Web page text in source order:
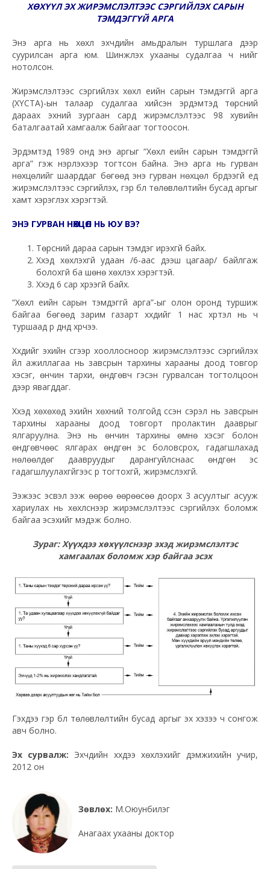
ХӨХҮҮЛ ЭХ ЖИРЭМСЛЭЛТЭЭС СЭРГИЙЛЭХ САРЫН
ТЭМДЭГГҮЙ АРГА
Энэ арга нь хөхүүл эхчүүдийн амьдралын туршлага дээр
суурилсан арга юм. Шинжлэх ухааны судалгаа ч үүнийг
нотолсон.
Жирэмслэлтээс сэргийлэх хөхүүл үеийн сарын тэмдэггүй арга
(ХҮСТА)-ын талаар судалгаа хийсэн эрдэмтэд төрсний
дараах эхний зургаан сард жирэмслэлтээс 98 хувийн
баталгаатай хамгаалж байгааг тогтоосон.
Эрдэмтэд 1989 онд энэ аргыг “Хөхүүл үеийн сарын тэмдэггүй
арга” гэж нэрлэхээр тогтсон байна. Энэ арга нь гурван
нөхцөлийг шаарддаг бөгөөд энэ гурван нөхцөл бүрдээгүй үед
жирэмслэлтээс сэргийлэх, гэр бүл төлөвлөлтийн бусад аргыг
хамт хэрэглэх хэрэгтэй.
ЭНЭ ГУРВАН НӨХЦӨЛ НЬ ЮУ ВЭ?
Төрсний дараа сарын тэмдэг ирэхгүй байх.
Хүүхэд хөхүүлэхгүй удаан /6-аас дээш цагаар/ байлгаж
болохгүй ба шөнө хөхүүлэх хэрэгтэй.
Хүүхэд 6 сар хүрээгүй байх.
“Хөхүүл үеийн сарын тэмдэггүй арга”-ыг олон оронд туршиж
байгаа бөгөөд зарим газарт хүүхдийг 1 нас хүртэл нь ч
туршаад үр дүнд хүрчээ.
Хүүхдийг эхийн сүүгээр хооллосноор жирэмслэлтээс сэргийлэх
үйл ажиллагаа нь завсрын тархины харааны доод товгор
хэсэг, өнчин тархи, өндгөвч гэсэн гурвалсан тогтолцоон
дээр явагддаг.
Хүүхэд хөхөхөд эхийн хөхний толгойд үүссэн сэрэл нь завсрын
тархины харааны доод товгорт пролактин дааврыг
ялгаруулна. Энэ нь өнчин тархины өмнө хэсэг болон
өндгөвчөөс ялгарах өндгөн эс боловсрох, гадагшлахад
нөлөөлдөг даавруудыг дарангуйлснаас өндгөн эс
гадагшлуулахгүйгээс үр тогтохгүй, жирэмслэхгүй.
Ээжээс эсвэл ээж өөрөө өөрөөсөө доорх 3 асуултыг асууж
хариулах нь хөхүүлснээр жирэмслэлтээс сэргийлэх боломж
байгаа эсэхийг мэдэж болно.
Зураг: Хүүхдээ хөхүүлснээр эхэд жирэмслэлтэс
хамгаалах боломж хэр байгаа эсэх
Гэхдээ гэр бүл төлөвлөлтийн бусад аргыг эх хэзээ ч сонгож
авч болно.
Эх сурвалж: Эхчүүдийн хүүхдээ хөхүүлэхийг дэмжихийн учир,
2012 он
Зөвлөх: М.Оюунбилэг
Анагаах ухааны доктор